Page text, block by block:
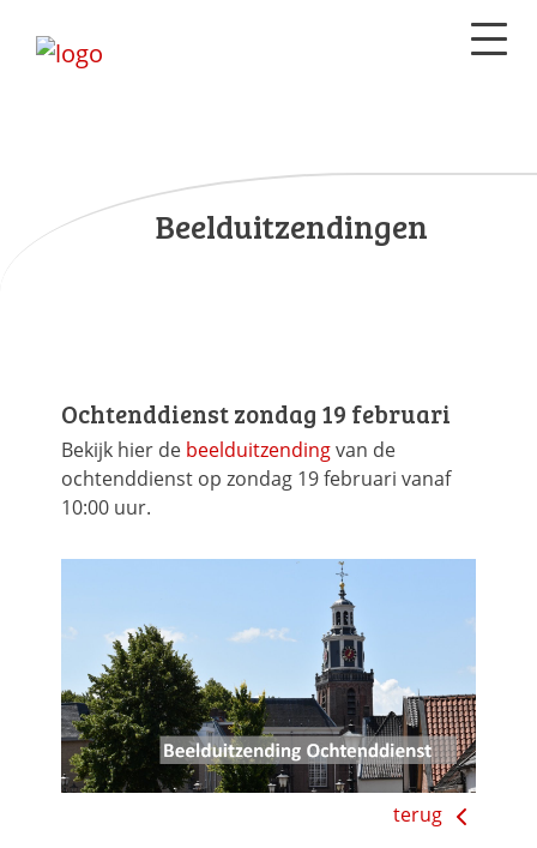
Beelduitzendingen
Ochtenddienst zondag 19 februari
Bekijk hier de beelduitzendingvan de
ochtenddienst op zondag 19 februari vanaf
10:00 uur.
terug